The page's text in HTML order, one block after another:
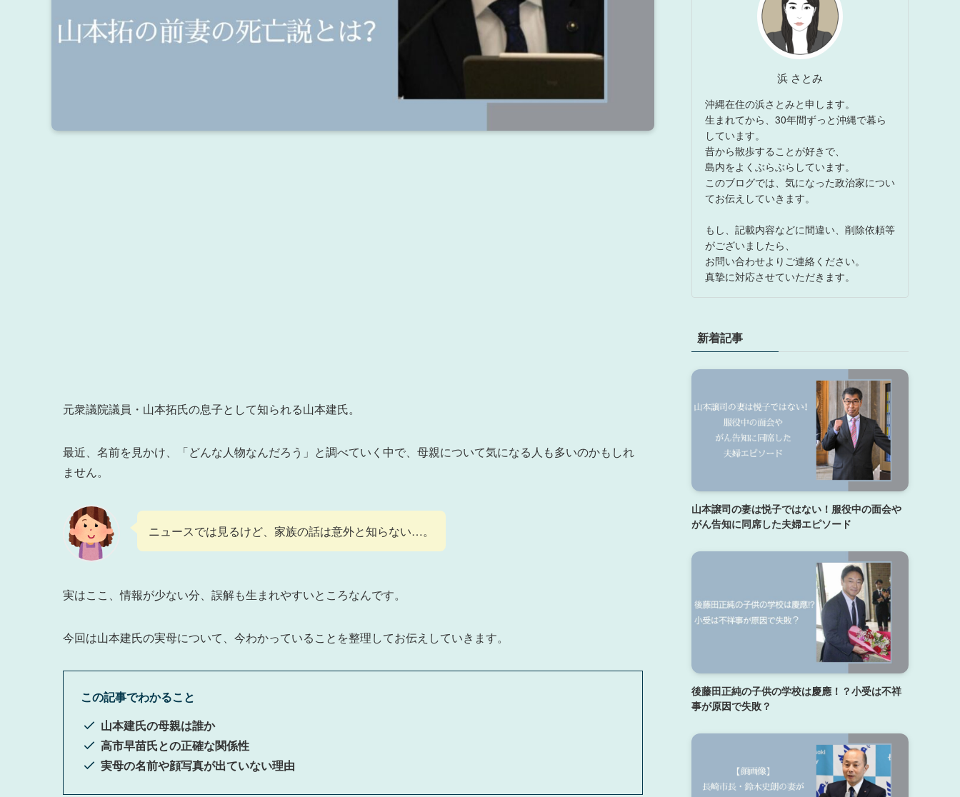
元衆議院議員・山本拓氏の息子として知られる山本建氏。
最近、名前を見かけ、「どんな人物なんだろう」と調べていく中で、母親について気になる人も多いのかもしれ
ません。
ニュースでは見るけど、家族の話は意外と知らない…。
実はここ、情報が少ない分、誤解も生まれやすいところなんです。
今回は山本建氏の実母について、今わかっていることを整理してお伝えしていきます。
この記事でわかること
山本建氏の母親は誰か
高市早苗氏との正確な関係性
実母の名前や顔写真が出ていない理由
浜 さとみ
沖縄在住の浜さとみと申します。
生まれてから、30年間ずっと沖縄で暮ら
しています。
昔から散歩することが好きで、
島内をよくぶらぶらしています。
このブログでは、気になった政治家につい
てお伝えしていきます。
もし、記載内容などに間違い、削除依頼等
がございましたら、
お問い合わせよりご連絡ください。
真摯に対応させていただきます。
新着記事
山本譲司の妻は悦子ではない！服役中の面会や
がん告知に同席した夫婦エピソード
後藤田正純の子供の学校は慶應！？小受は不祥
事が原因で失敗？